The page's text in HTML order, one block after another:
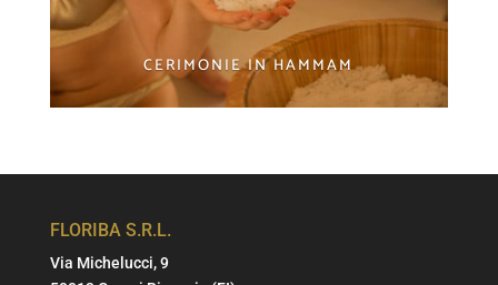
CERIMONIE IN HAMMAM
FLORIBA S.R.L.
Via Michelucci, 9